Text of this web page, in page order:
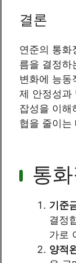
결론
연준의 통화
름을 결정하
변화에 능동
제 안정성과
잡성을 이해
협을 줄이는
통
기준
결정
가로
양적